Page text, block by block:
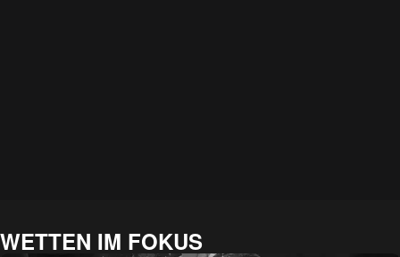
WETTEN IM FOKUS